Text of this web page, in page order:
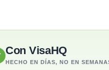
Con VisaHQ
HECHO EN DÍAS, NO EN